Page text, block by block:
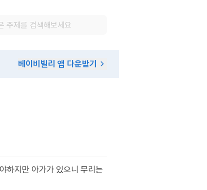
베이비빌리 앱 다운받기
하지만 아가가 있으니 무리는